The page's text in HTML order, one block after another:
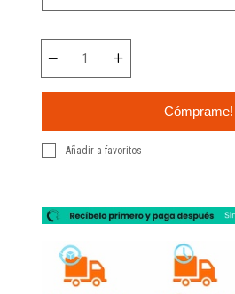
Cómprame!
Añadir a favoritos